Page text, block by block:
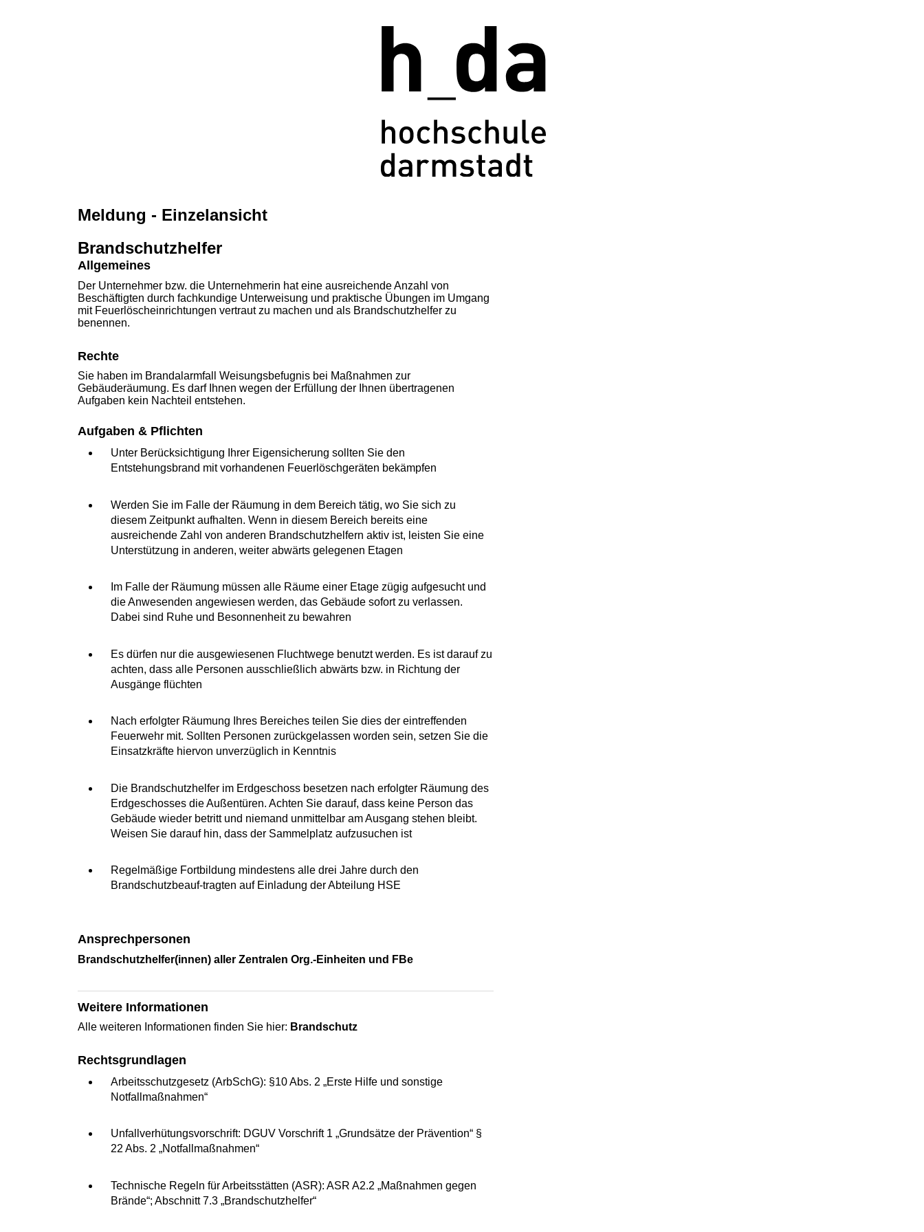
Meldung - Einzelansicht
Brandschutzhelfer
Allgemeines
Der Unternehmer bzw. die Unternehmerin hat eine ausreichende Anzahl von
Beschäftigten durch fachkundige Unterweisung und praktische Übungen im Umgang
mit Feuerlöscheinrichtungen vertraut zu machen und als Brandschutzhelfer zu
benennen.
Rechte
Sie haben im Brandalarmfall Weisungsbefugnis bei Maßnahmen zur
Gebäuderäumung. Es darf Ihnen wegen der Erfüllung der Ihnen übertragenen
Aufgaben kein Nachteil entstehen.
Aufgaben & Pflichten
Unter Berücksichtigung Ihrer Eigensicherung sollten Sie den
Entstehungsbrand mit vorhandenen Feuerlöschgeräten bekämpfen
Werden Sie im Falle der Räumung in dem Bereich tätig, wo Sie sich zu
diesem Zeitpunkt aufhalten. Wenn in diesem Bereich bereits eine
ausreichende Zahl von anderen Brandschutzhelfern aktiv ist, leisten Sie eine
Unterstützung in anderen, weiter abwärts gelegenen Etagen
Im Falle der Räumung müssen alle Räume einer Etage zügig aufgesucht und
die Anwesenden angewiesen werden, das Gebäude sofort zu verlassen.
Dabei sind Ruhe und Besonnenheit zu bewahren
Es dürfen nur die ausgewiesenen Fluchtwege benutzt werden. Es ist darauf zu
achten, dass alle Personen ausschließlich abwärts bzw. in Richtung der
Ausgänge flüchten
Nach erfolgter Räumung Ihres Bereiches teilen Sie dies der eintreffenden
Feuerwehr mit. Sollten Personen zurückgelassen worden sein, setzen Sie die
Einsatz­kräfte hiervon unverzüglich in Kenntnis
Die Brandschutzhelfer im Erdgeschoss besetzen nach erfolgter Räumung des
Erdgeschosses die Außentüren. Achten Sie darauf, dass keine Person das
Gebäude wieder betritt und niemand unmittelbar am Ausgang stehen bleibt.
Weisen Sie darauf hin, dass der Sammelplatz aufzusuchen ist
Regelmäßige Fortbildung mindestens alle drei Jahre durch den
Brandschutzbeauf-tragten auf Einladung der Abteilung HSE
Ansprechpersonen
Brandschutzhelfer(innen) aller Zentralen Org.-Einheiten und FBe
Weitere Informationen
Alle weiteren Informationen finden Sie hier: Brandschutz
Rechtsgrundlagen
Arbeitsschutzgesetz (ArbSchG): §10 Abs. 2 „Erste Hilfe und sonstige
Notfallmaßnahmen“
Unfallverhütungsvorschrift: DGUV Vorschrift 1 „Grundsätze der Prävention“ §
22 Abs. 2 „Notfallmaßnahmen“
Technische Regeln für Arbeitsstätten (ASR): ASR A2.2 „Maßnahmen gegen
Brände“; Abschnitt 7.3 „Brandschutzhelfer“